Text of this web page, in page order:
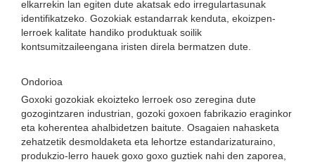
elkarrekin lan egiten dute akatsak edo irregulartasunak
identifikatzeko. Gozokiak estandarrak kenduta, ekoizpen-
lerroek kalitate handiko produktuak soilik
kontsumitzaileengana iristen direla bermatzen dute.
Ondorioa
Goxoki gozokiak ekoizteko lerroek oso zeregina dute
gozogintzaren industrian, gozoki goxoen fabrikazio eraginkor
eta koherentea ahalbidetzen baitute. Osagaien nahasketa
zehatzetik desmoldaketa eta lehortze estandarizaturaino,
produkzio-lerro hauek goxo goxo guztiek nahi den zaporea,